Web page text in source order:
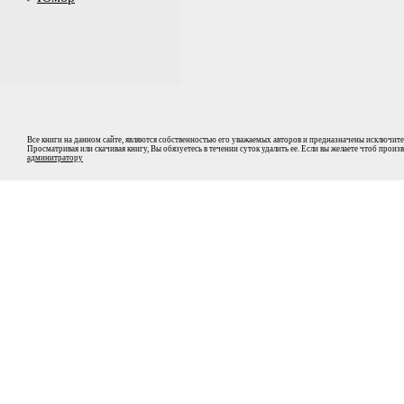
Все книги на данном сайте, являются собственностью его уважаемых авторов и предназначены
Просматривая или скачивая книгу, Вы обязуетесь в течении суток удалить ее. Если вы желаете чтоб
админитратору